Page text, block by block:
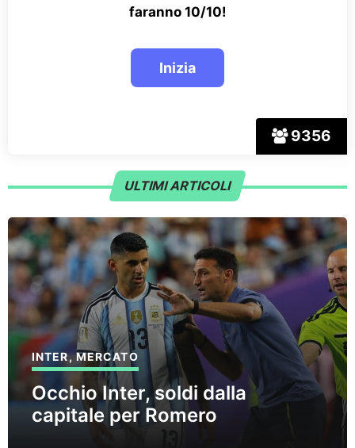
9356
faranno 10/10!
ULTIMI ARTICOLI
INTER,MERCATO
Occhio Inter, soldi dalla
capitale per Romero